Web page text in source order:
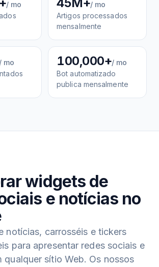
/ mo
/ mo
Artigos processados
mensalmente
/ mo
100,000+/ mo
Bot automatizado
publica mensalmente
widgets de
e notícias no
notícias, carrosséis e tickers
para apresentar redes sociais e
qualquer sítio Web. Os nossos